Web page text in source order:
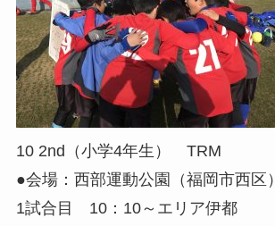
10 2nd（小学4年生） TRM
●会場：西部運動公園（福岡市西区）
1試合目 10：10～エリア伊都